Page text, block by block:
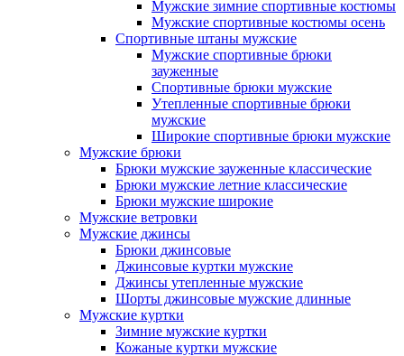
Мужские зимние спортивные костюмы
Мужские спортивные костюмы осень
Спортивные штаны мужские
Мужские спортивные брюки
зауженные
Спортивные брюки мужские
Утепленные спортивные брюки
мужские
Широкие спортивные брюки мужские
Мужские брюки
Брюки мужские зауженные классические
Брюки мужские летние классические
Брюки мужские широкие
Мужские ветровки
Мужские джинсы
Брюки джинсовые
Джинсовые куртки мужские
Джинсы утепленные мужские
Шорты джинсовые мужские длинные
Мужские куртки
Зимние мужские куртки
Кожаные куртки мужские